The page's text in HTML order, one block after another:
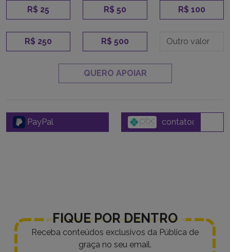
R$ 25 R$ 50 R$ 100
R$ 250 R$ 500
QUERO APOIAR
PayPal
FIQUE POR DENTRO
Receba conteúdos exclusivos da Pública de
graça no seu email.